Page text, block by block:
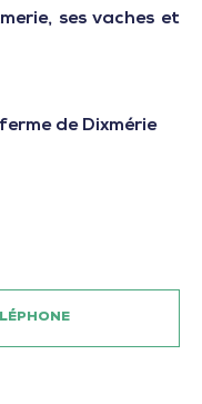
ses vaches et
de Dixmérie